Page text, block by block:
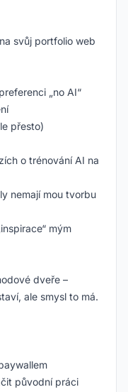
svůj portfolio web
„no AI“
přesto)
o trénování AI na
nemají mou tvorbu
mým
dveře –
ale smysl to má.
původní práci